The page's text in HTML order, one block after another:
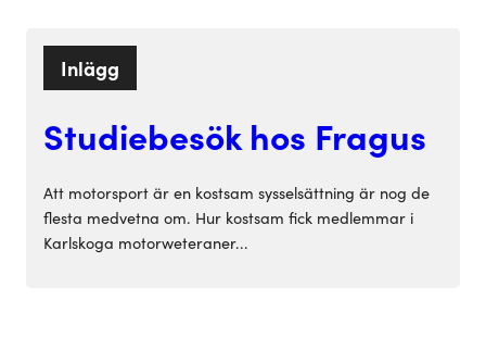
Inlägg
Studiebesök hos Fragus
Att motorsport är en kostsam sysselsättning är nog de
flesta medvetna om. Hur kostsam fick medlemmar i
Karlskoga motorweteraner...